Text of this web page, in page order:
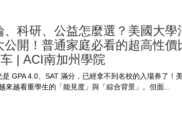
、科研、公益怎麼選？美國大學
公開！普通家庭必看的超高性價
| ACI南加州學院
GPA 4.0、SAT 滿分，已經拿不到名校的入場券了！
來越看重學生的「能見度」與「綜合背景」。但面...